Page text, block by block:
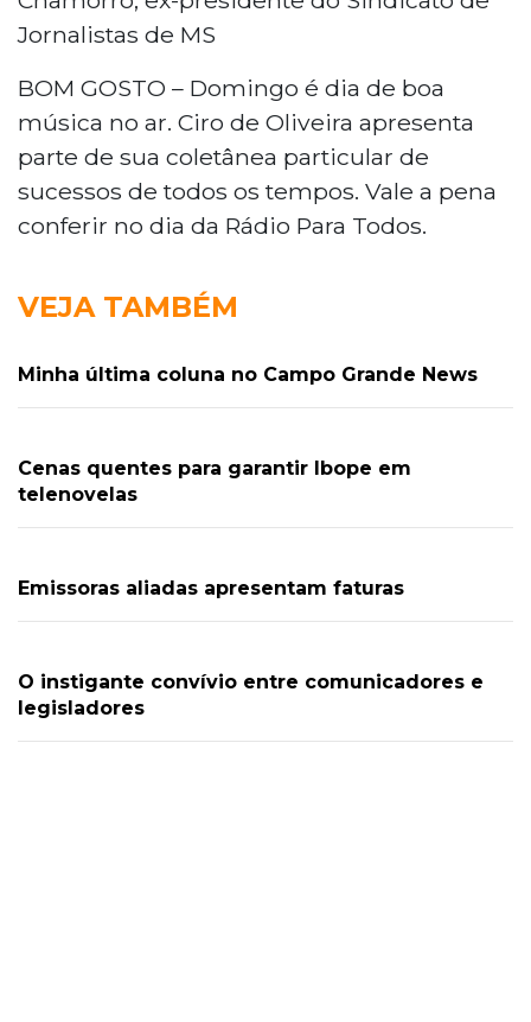
Jornalistas de MS
BOM GOSTO – Domingo é dia de boa
música no ar. Ciro de Oliveira apresenta
parte de sua coletânea particular de
sucessos de todos os tempos. Vale a pena
conferir no dia da Rádio Para Todos.
VEJA TAMBÉM
Minha última coluna no Campo Grande News
Cenas quentes para garantir Ibope em
telenovelas
Emissoras aliadas apresentam faturas
O instigante convívio entre comunicadores e
legisladores